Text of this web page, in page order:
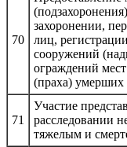
70
захоронении,
лиц,
сооружений
ограждений
(праха) умерших
71
Участие
расследовании
тяжелым и